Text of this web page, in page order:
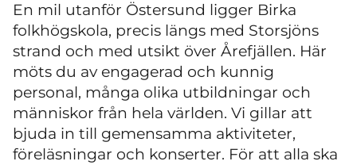
En mil utanför Östersund ligger Birka
folkhögskola, precis längs med Storsjöns
strand och med utsikt över Årefjällen. Här
möts du av engagerad och kunnig
personal, många olika utbildningar och
människor från hela världen. Vi gillar att
bjuda in till gemensamma aktiviteter,
föreläsningar och konserter. För att alla ska